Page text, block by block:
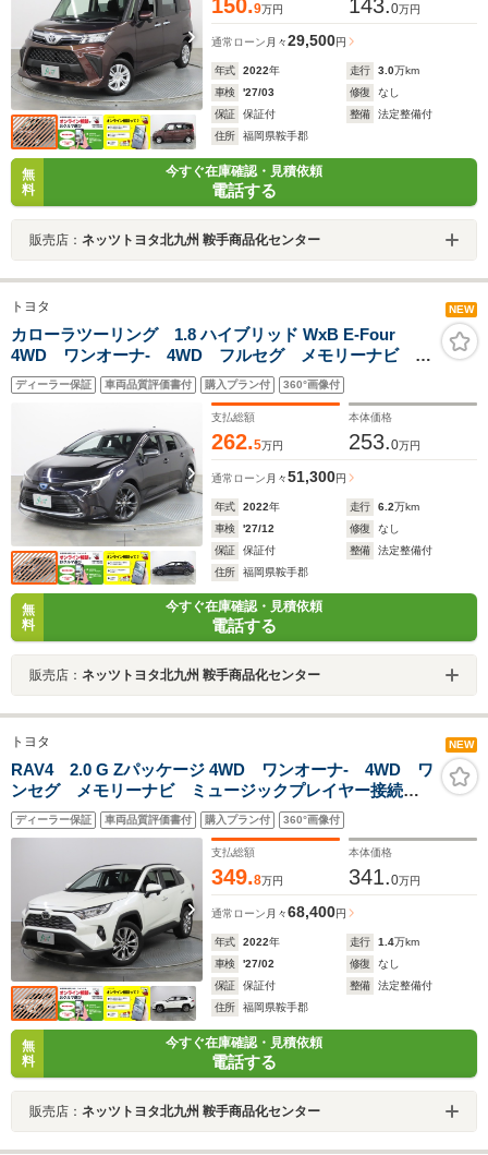
150.9万円 143.0万円
通常ローン 月々29,500円
年式 2022年 走行 3.0万km
車検
'27/03 修復
なし
保証
保証付 整備
法定整備付
住所
福岡県鞍手郡
無
料
今すぐ在庫確認・見積依頼
電話する
販売店： ネッツトヨタ北九州 鞍手商品化センター
トヨタ NEW
カローラツーリング 1.8 ハイブリッド WxB E-Four
4WD ワンオーナ- 4WD フルセグ メモリーナビ ミ
ュージックプレイヤー接続可 バックカメラ BSモニ
タ- 衝突被害軽減システム ETC ドラレコ LEDヘッ
ドランプ アイドリングストップ
ディーラー保証 車両品質評価書付 購入プラン付 360°画像付
支払総額
262.5万円
本体価格
253.0万円
通常ローン 月々51,300円
年式 2022年 走行 6.2万km
車検
'27/12 修復
なし
保証
保証付 整備
法定整備付
住所
福岡県鞍手郡
無
料
今すぐ在庫確認・見積依頼
電話する
販売店： ネッツトヨタ北九州 鞍手商品化センター
トヨタ NEW
RAV4 2.0 G Zパッケージ 4WD ワンオーナ- 4WD ワ
ンセグ メモリーナビ ミュージックプレイヤー接続
可 Pシート Pリヤゲート バックカメラ BSモニ
タ- 車線逸脱警報 衝突被害軽減システム ETC LED
ディーラー保証 車両品質評価書付 購入プラン付 360°画像付
支払総額
349.8万円
本体価格
341.0万円
通常ローン 月々68,400円
年式 2022年 走行 1.4万km
車検
'27/02 修復
なし
保証
保証付 整備
法定整備付
住所
福岡県鞍手郡
無
料
今すぐ在庫確認・見積依頼
電話する
販売店： ネッツトヨタ北九州 鞍手商品化センター